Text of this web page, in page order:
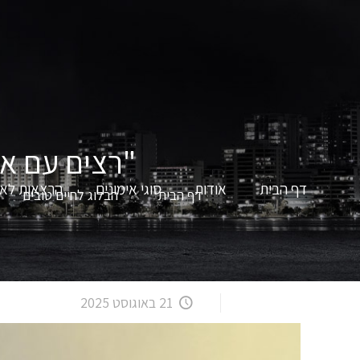
דף הבית אודות סוגי אימונים הרצאות
"רצים עם
דף הבית הבלוג לחיים טובים
21 באוגוסט 2025